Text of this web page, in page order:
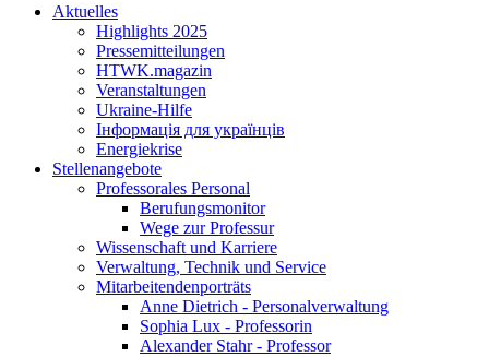
Aktuelles
Highlights 2025
Pressemitteilungen
HTWK.magazin
Veranstaltungen
Ukraine-Hilfe
Інформація для українців
Energiekrise
Stellenangebote
Professorales Personal
Berufungsmonitor
Wege zur Professur
Wissenschaft und Karriere
Verwaltung, Technik und Service
Mitarbeitendenporträts
Anne Dietrich - Personalverwaltung
Sophia Lux - Professorin
Alexander Stahr - Professor